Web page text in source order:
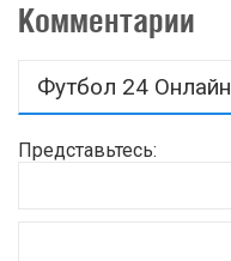
Комментарии
Футбол 24 Онлайн
Представьтесь: